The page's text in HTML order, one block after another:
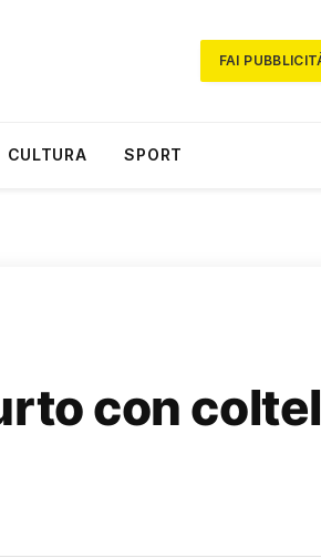
FAI
CULTURA SPORT
con